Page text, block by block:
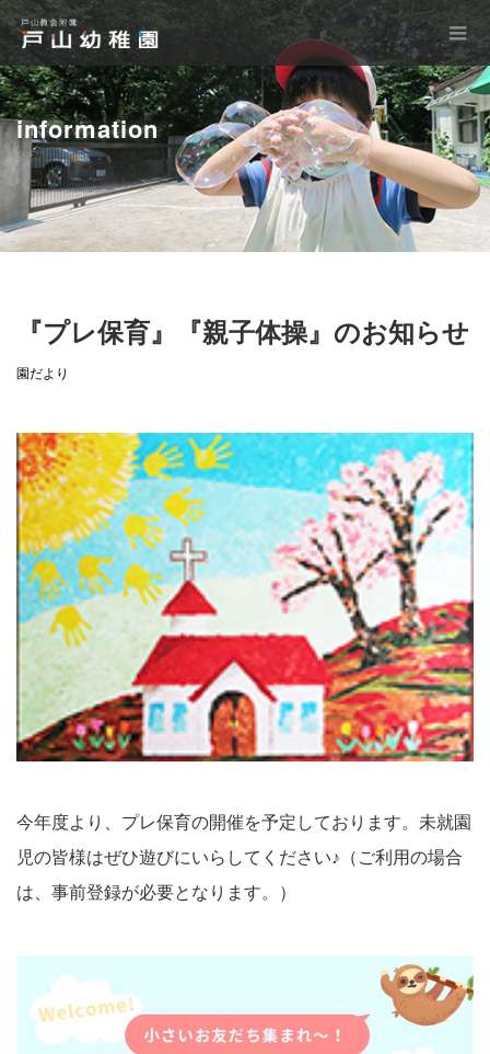
information
『プレ保育』『親子体操』のお知らせ
園だより
今年度より、プレ保育の開催を予定しております。未就園
児の皆様はぜひ遊びにいらしてください♪（ご利用の場合
は、事前登録が必要となります。）